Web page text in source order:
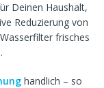
Deinen Haushalt,
Reduzierung von
frisches
handlich – so